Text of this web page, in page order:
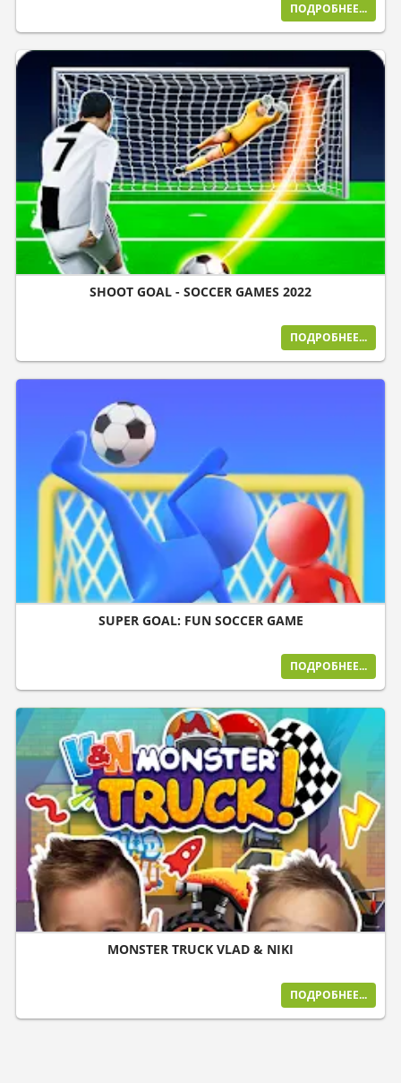
ПОДРОБНЕЕ...
SHOOT GOAL - SOCCER GAMES 2022
ПОДРОБНЕЕ...
SUPER GOAL: FUN SOCCER GAME
ПОДРОБНЕЕ...
MONSTER TRUCK VLAD & NIKI
ПОДРОБНЕЕ...